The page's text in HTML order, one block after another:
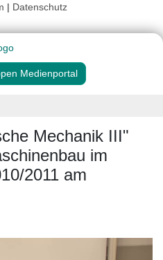
| Datenschutz
Medienportal
Mechanik III"
im
2011 am